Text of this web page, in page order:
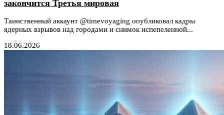
закончится Третья мировая
Таинственный аккаунт @timevoyaging опубликовал кадры
ядерных взрывов над городами и снимок испепеленной...
18.06.2026